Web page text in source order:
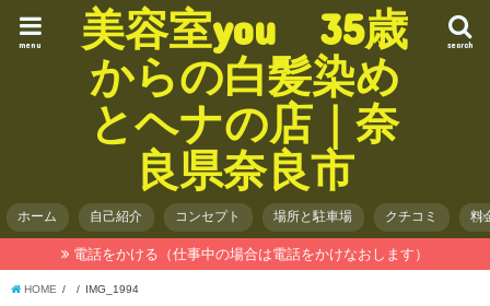
美容室you 35歳
からの白髪染め
とヘナの店｜奈
良県奈良市
search
menu
ホーム 自己紹介 コンセプト 場所と駐車場 クチコミ 料
電話をかける（仕事中の場合は電話をかけなおします）
HOME IMG_1994